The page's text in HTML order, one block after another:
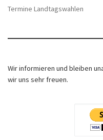
Termine Landtagswahlen
Wir informieren und bleiben
wir uns sehr freuen.